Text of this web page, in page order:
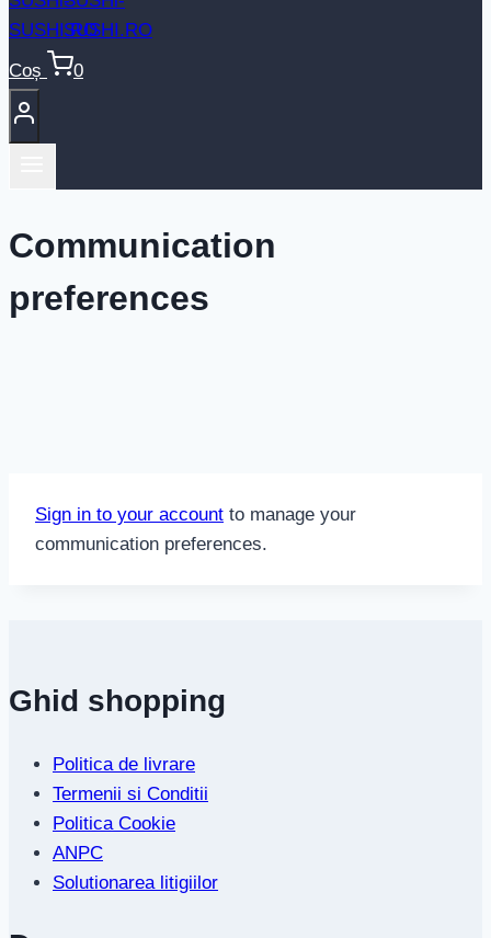
Coș 0
Communication
preferences
Sign in to your account to manage your
communication preferences.
Ghid shopping
Politica de livrare
Termenii si Conditii
Politica Cookie
ANPC
Solutionarea litigiilor